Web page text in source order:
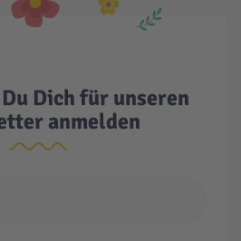
Dich für unseren
anmelden